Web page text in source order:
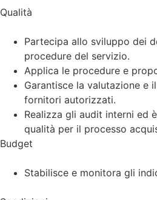
Qualità
Partecipa allo sviluppo dei
procedure del servizio.
Applica le procedure e
Garantisce la valutazione e
fornitori autorizzati.
Realizza gli audit interni ed
qualità per il processo
Budget
Stabilisce e monitora gli